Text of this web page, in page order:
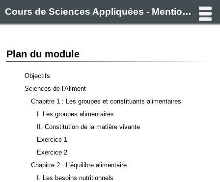
Cours de Sciences Appliquées - Mention Complémentaire Pâtissier, Glacier, Chocolatier, Confiseur / Traiteur
Plan du module
Objectifs
Sciences de l'Aliment
Chapitre 1 : Les groupes et constituants alimentaires
I. Les groupes alimentaires
II. Constitution de la matière vivante
Exercice 1
Exercice 2
Chapitre 2 : L'équilibre alimentaire
I. Les besoins nutritionnels